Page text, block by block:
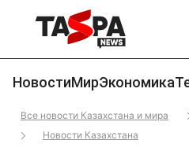
НовостиМирЭкономика
Все новости Казахстана и мира
Новости Казахстана